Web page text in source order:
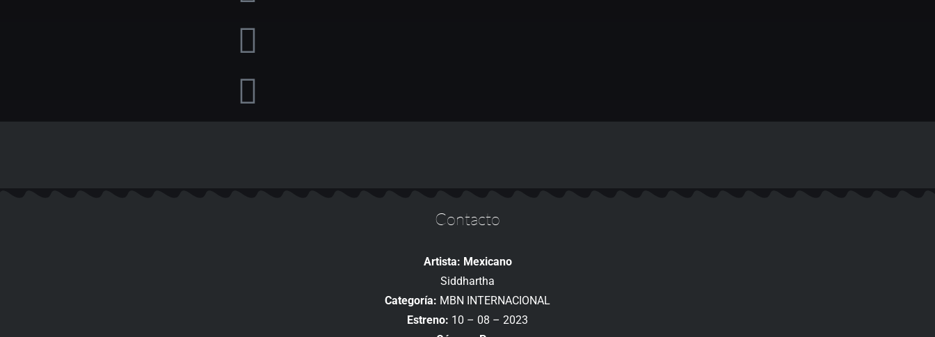
Contacto
Artista: Mexicano
Siddhartha
Categoría: MBN INTERNACIONAL
Estreno: 10 – 08 – 2023